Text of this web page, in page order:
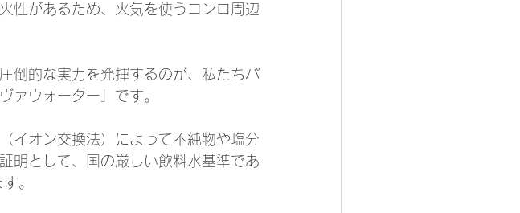
性があるため、火気を使うコンロ周辺
倒的な実力を発揮するのが、私たちパ
ァウォーター」です。
イオン交換法）によって不純物や塩分
明として、国の厳しい飲料水基準であ
。